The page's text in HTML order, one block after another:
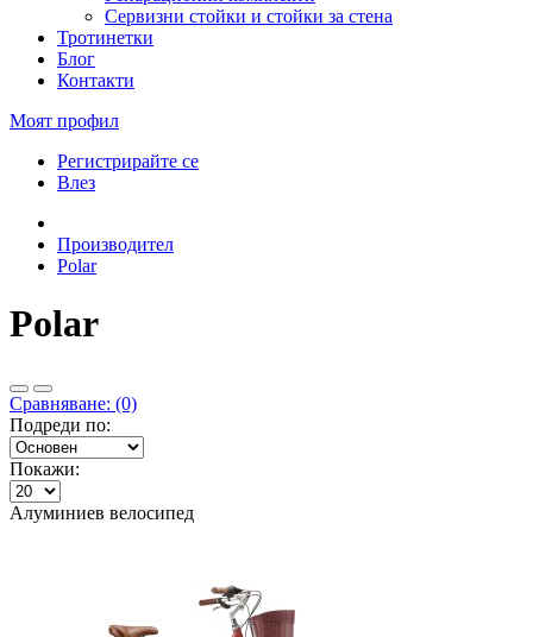
Сервизни стойки и стойки за стена
Тротинетки
Блог
Контакти
Моят профил
Регистрирайте се
Влез
Производител
Polar
Polar
Сравняване: (0)
Подреди по:
Покажи:
Алуминиев велосипед